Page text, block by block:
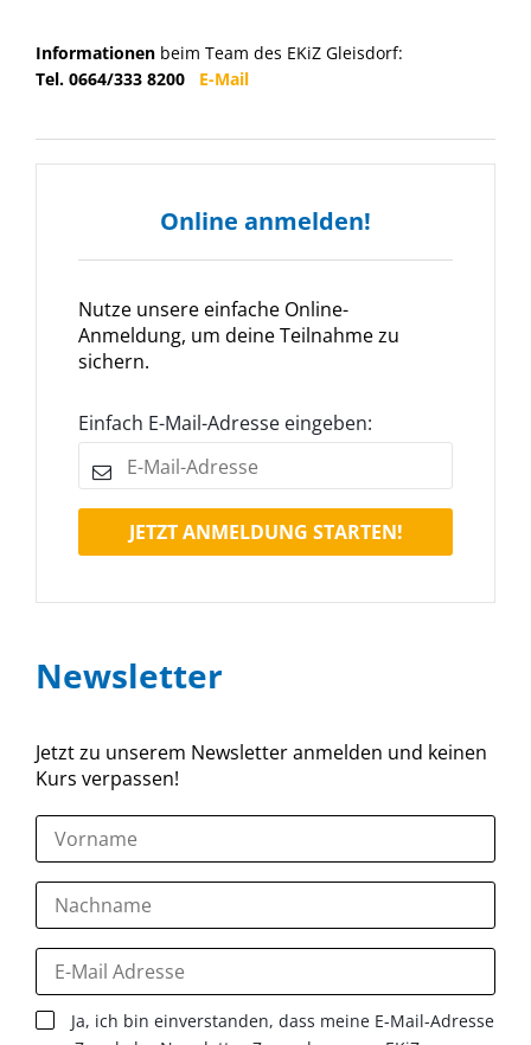
Newsletter
Jetzt zu unserem Newsletter anmelden und keinen
Kurs verpassen!
Ja, ich bin einverstanden, dass meine E-Mail-Adresse
Informationen beim Team des EKiZ Gleisdorf:
Tel. 0664/333 8200 E-Mail
Online anmelden!
Nutze unsere einfache Online-
Anmeldung, um deine Teilnahme zu
sichern.
Einfach E-Mail-Adresse eingeben:
JETZT ANMELDUNG STARTEN!